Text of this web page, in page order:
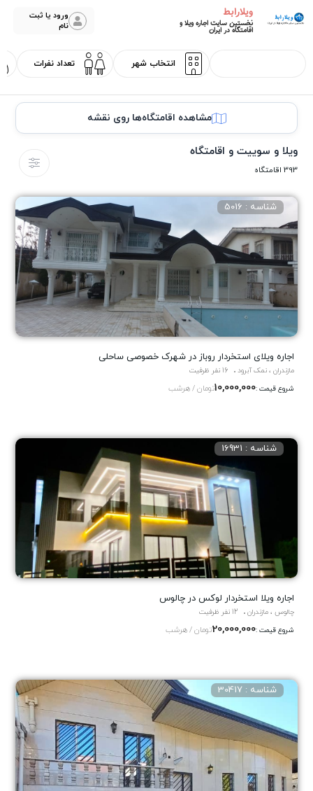
ویلارابط
نخستین سایت اجاره ویلا و
اقامتگاه در ایران
ورود یا ثبت
نام
مشاهده اقامتگاه‌ها روی نقشه
ویلا و سوییت و اقامتگاه
393 اقامتگاه
اجاره ویلای استخردار روباز در شهرک خصوصی ساحلی
شناسه : 5016
مازندران ، نمک آبرود
16 نفر ظرفیت
شروع قیمت :10,000,000تومان / هرشب
اجاره ویلا استخردار لوکس در چالوس
شناسه : 16931
چالوس ، مازندران
12 نفر ظرفیت
شروع قیمت :20,000,000تومان / هرشب
شناسه : 30417